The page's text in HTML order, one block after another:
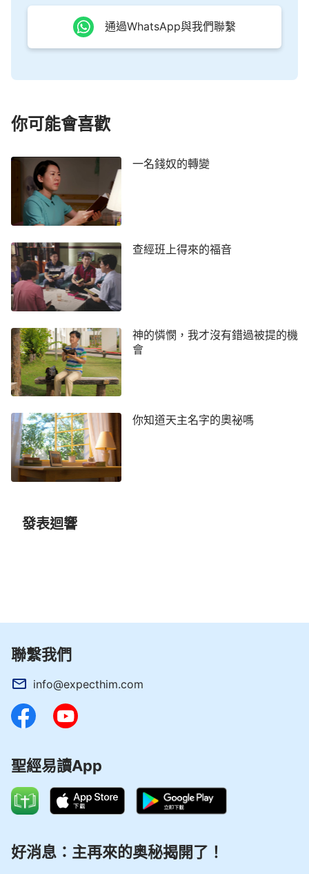
神的選民）的神，是大有能力、滿有智慧的神；『耶
穌』本是以馬內利，原意是滿有慈愛、滿有憐憫的救
贖人的贖罪祭，他是作恩典時代工作的，是代表恩典
彌賽亞，而是稱為大有能力的全能的神自己，以這個
弟兄交通道：「神是全能智慧的神，我們人無法
測透，不能憑觀念想像定規神的名字。而且就一個名
是無法將神的作工、性情代表完全的，神在每個時代
都取不同的名來代表他的性情、他的作工。在律法時
代耶和華神作了頒布律法誡命、帶領人生活的工作，
使人知道怎麼敬拜神才能得到神的祝福，也知道犯罪
該受什麼懲罰，神在律法時代向人發表的是威嚴、烈
越來越敗壞，人都守不住律法，面臨著因觸犯律法隨
時被懲罰的危險，神便第一次道成肉身以『耶穌』這
個名結束了律法時代，作了恩典時代的救贖工作，使
人罪得赦免。在恩典時代，主耶穌發表的是憐憫、慈
愛的性情；末世，人類敗壞至深，為了把人徹底從罪
中拯救出來，在主耶穌作工的基礎上，神又道成肉身
以『全能神』這個名作了審判、潔淨人的工作，發表
了公義、威嚴的性情來結束整個時代。時代變了，神
神作工拯救人的宗旨沒變，他還是拯救我們的神自
是一位神在作工拯救人。我以前根本不知道神的名還
開，我信主一輩子都無法明白啊！接下來我聽得更加
認真了。
我越聽越明白，感覺很多聖經的奧祕都解開了。雖然
是得考察清楚。
信息，誰知網上出來的都是反面信息，印象最深刻的
通過WhatsApp與我們聯繫
你可能會喜歡
一名錢奴的轉變
查經班上得來的福音
神的憐憫，我才沒有錯過被提的機
會
你知道天主名字的奧祕嗎
發表迴響
聯繫我們
info@expecthim.com
聖經易讀App
好消息：主再來的奥秘揭開了！